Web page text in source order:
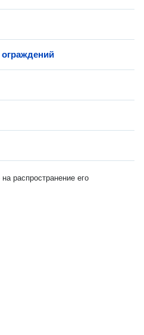
распространение его